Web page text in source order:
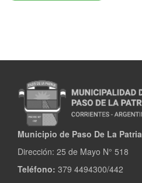
Municipio de Paso De La Patria
Dirección: 25 de Mayo N° 518
Teléfono: 379 4494300/442